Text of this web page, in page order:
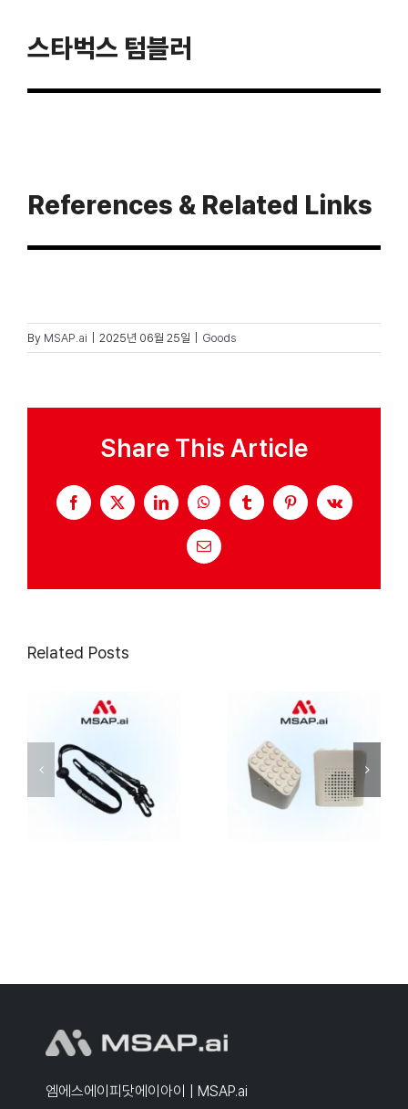
스타벅스 텀블러
References & Related Links
By MSAP.ai 2025년 06월 25일 Goods
Share This Article
Facebook
X LinkedInWhatsAppTumblr PinterestVk
Email
Related Posts
엠에스에이피닷에이아이 | MSAP.ai